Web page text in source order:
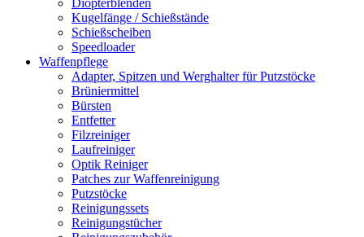
Diopterblenden
Kugelfänge / Schießstände
Schießscheiben
Speedloader
Waffenpflege
Adapter, Spitzen und Werghalter für Putzstöcke
Brüniermittel
Bürsten
Entfetter
Filzreiniger
Laufreiniger
Optik Reiniger
Patches zur Waffenreinigung
Putzstöcke
Reinigungssets
Reinigungstücher